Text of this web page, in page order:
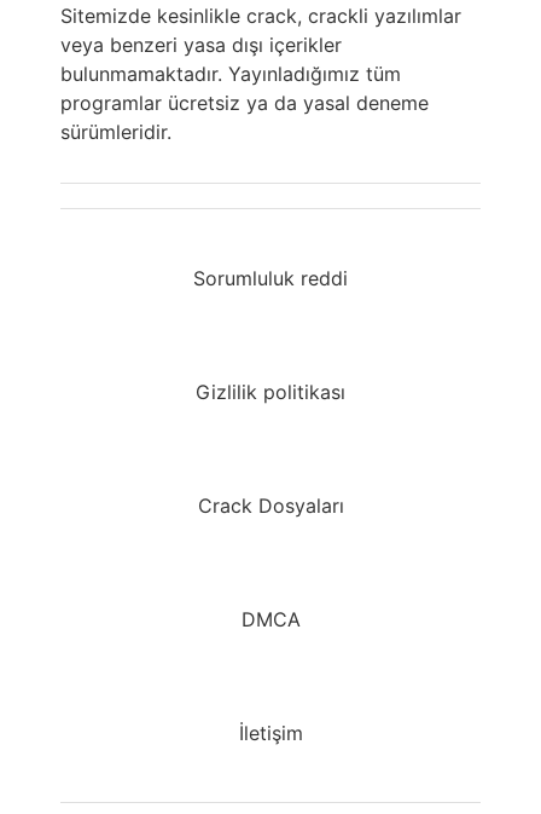
Sitemizde kesinlikle crack, crackli yazılımlar
veya benzeri yasa dışı içerikler
bulunmamaktadır. Yayınladığımız tüm
programlar ücretsiz ya da yasal deneme
sürümleridir.
Sorumluluk reddi
Gizlilik politikası
Crack Dosyaları
DMCA
İletişim